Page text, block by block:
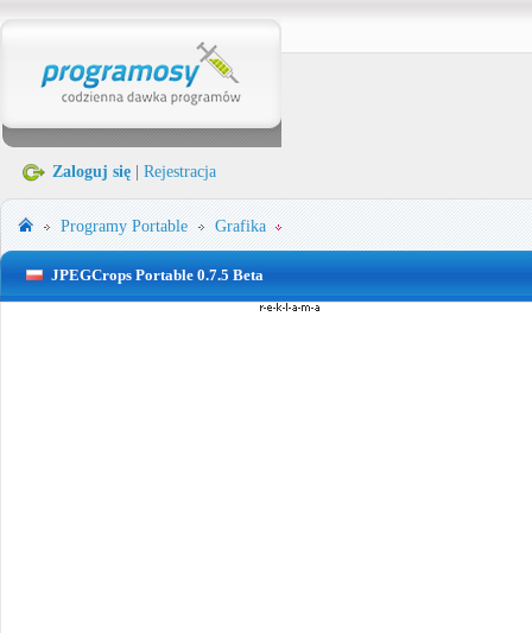
Zaloguj się Rejestracja
Programy Portable Grafika
JPEGCrops Portable 0.7.5 Beta